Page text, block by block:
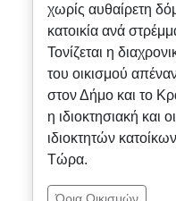
χωρίς αυθαίρετη
κατοικία ανά
Τονίζεται η
του οικισμού
στον Δήμο και το
η ιδιοκτησιακή και
ιδιοκτητών
Τώρα.